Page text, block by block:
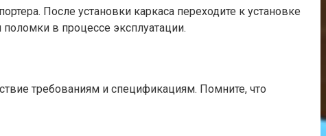
После установки каркаса переходите к установке
в процессе эксплуатации.
требованиям и спецификациям. Помните, что